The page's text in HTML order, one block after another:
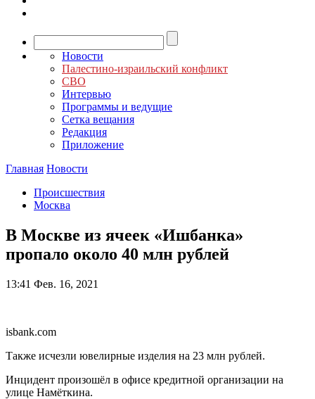
Новости
Палестино-израильский конфликт
СВО
Интервью
Программы и ведущие
Сетка вещания
Редакция
Приложение
Главная Новости
Происшествия
Москва
В Москве из ячеек «Ишбанка»
пропало около 40 млн рублей
13:41 Фев. 16, 2021
isbank.com
Также исчезли ювелирные изделия на 23 млн рублей.
Инцидент произошёл в офисе кредитной организации на
улице Намёткина.